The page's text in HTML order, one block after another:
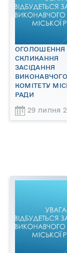
ОГОЛОШЕННЯ
СКЛИКАННЯ
ЗАСІДАННЯ
ВИКОНАВЧОГО
КОМІТЕТУ
РАДИ
29 липня